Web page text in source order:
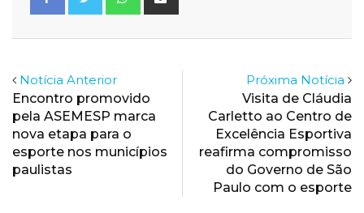
Notícia Anterior
Encontro promovido
pela ASEMESP marca
nova etapa para o
esporte nos municípios
paulistas
Próxima Notícia
Visita de Cláudia
Carletto ao Centro de
Excelência Esportiva
reafirma compromisso
do Governo de São
Paulo com o esporte